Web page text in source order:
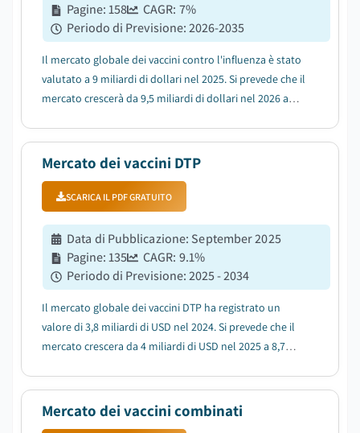
Pagine:158 CAGR: 7%
Periodo di Previsione:2026-2035
Il mercato globale dei vaccini contro l'influenza è stato
valutato a 9 miliardi di dollari nel 2025. Si prevede che il
mercato crescerà da 9,5 miliardi di dollari nel 2026 a
Mercato dei vaccini DTP
SCARICA IL PDF GRATUITO
Data di Pubblicazione: September 2025
Pagine:135 CAGR: 9.1%
Periodo di Previsione:2025 - 2034
Il mercato globale dei vaccini DTP ha registrato un
valore di 3,8 miliardi di USD nel 2024. Si prevede che il
mercato crescera da 4 miliardi di USD nel 2025 a 8,7
pubblicato da Global Market In...
Mercato dei vaccini combinati